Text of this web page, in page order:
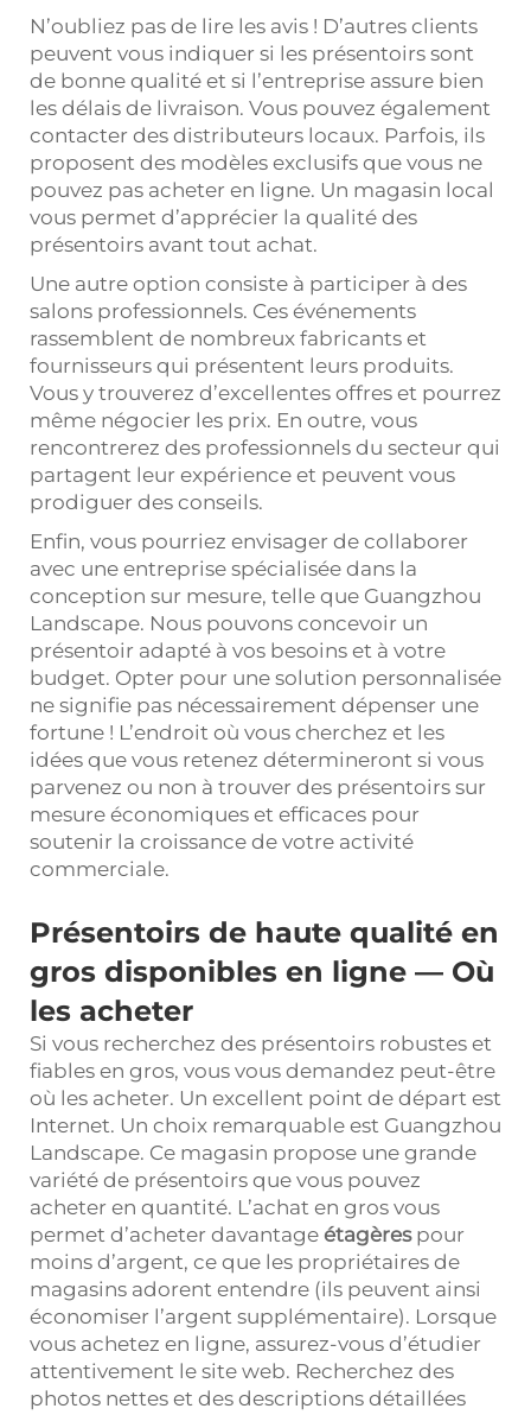
N’oubliez pas de lire les avis ! D’autres clients
peuvent vous indiquer si les présentoirs sont
de bonne qualité et si l’entreprise assure bien
les délais de livraison. Vous pouvez également
contacter des distributeurs locaux. Parfois, ils
proposent des modèles exclusifs que vous ne
pouvez pas acheter en ligne. Un magasin local
vous permet d’apprécier la qualité des
présentoirs avant tout achat.
Une autre option consiste à participer à des
salons professionnels. Ces événements
rassemblent de nombreux fabricants et
fournisseurs qui présentent leurs produits.
Vous y trouverez d’excellentes offres et pourrez
même négocier les prix. En outre, vous
rencontrerez des professionnels du secteur qui
partagent leur expérience et peuvent vous
prodiguer des conseils.
Enfin, vous pourriez envisager de collaborer
avec une entreprise spécialisée dans la
conception sur mesure, telle que Guangzhou
Landscape. Nous pouvons concevoir un
présentoir adapté à vos besoins et à votre
budget. Opter pour une solution personnalisée
ne signifie pas nécessairement dépenser une
fortune ! L’endroit où vous cherchez et les
idées que vous retenez détermineront si vous
parvenez ou non à trouver des présentoirs sur
mesure économiques et efficaces pour
soutenir la croissance de votre activité
commerciale.
Présentoirs de haute qualité en
gros disponibles en ligne — Où
les acheter
Si vous recherchez des présentoirs robustes et
fiables en gros, vous vous demandez peut-être
où les acheter. Un excellent point de départ est
Internet. Un choix remarquable est Guangzhou
Landscape. Ce magasin propose une grande
variété de présentoirs que vous pouvez
acheter en quantité. L’achat en gros vous
permet d’acheter davantage étagères pour
moins d’argent, ce que les propriétaires de
magasins adorent entendre (ils peuvent ainsi
économiser l’argent supplémentaire). Lorsque
vous achetez en ligne, assurez-vous d’étudier
attentivement le site web. Recherchez des
photos nettes et des descriptions détaillées